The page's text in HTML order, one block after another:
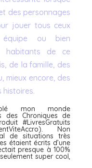
des personnages
jouer tous ceux
ou bien
habitants de ce
de la famille, des
mieux encore, des
mon monde
des Chroniques de
#LivresGratuits
Non
de situations très
étaient écrits d’une
presque à 100%
super cool,